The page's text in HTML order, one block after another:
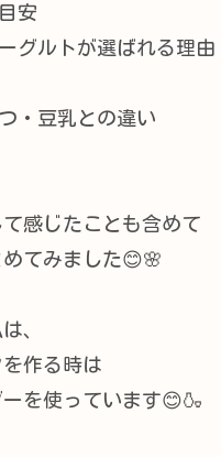
安
グルトが選ばれる理由
・豆乳との違い
感じたことも含めて
てみました😊🌸
、
作る時は
を使っています😊🍶